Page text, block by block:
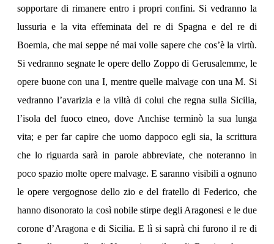
sopportare di rimanere entro i propri confini. Si vedranno la
lussuria e la vita effeminata del re di Spagna e del re di
Boemia, che mai seppe né mai volle sapere che cos’è la virtù.
Si vedranno segnate le opere dello Zoppo di Gerusalemme, le
opere buone con una I, mentre quelle malvage con una M. Si
vedranno l’avarizia e la viltà di colui che regna sulla Sicilia,
l’isola del fuoco etneo, dove Anchise terminò la sua lunga
vita; e per far capire che uomo dappoco egli sia, la scrittura
che lo riguarda sarà in parole abbreviate, che noteranno in
poco spazio molte opere malvage. E saranno visibili a ognuno
le opere vergognose dello zio e del fratello di Federico, che
hanno disonorato la così nobile stirpe degli Aragonesi e le due
corone d’Aragona e di Sicilia. E lì si saprà chi furono il re di